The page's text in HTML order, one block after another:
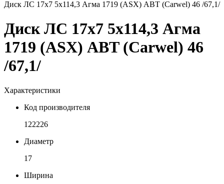
Диск ЛС 17x7 5x114,3 Агма 1719 (ASX) ABT (Carwel) 46 /67,1/
Диск ЛС 17x7 5x114,3 Агма
1719 (ASX) ABT (Carwel) 46
/67,1/
Характеристики
Код производителя
122226
Диаметр
17
Ширина